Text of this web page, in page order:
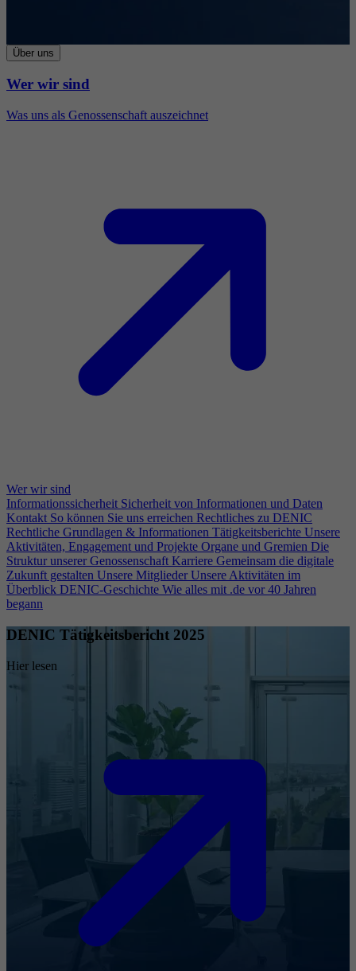
Über uns
Wer wir sind
Was uns als Genossenschaft auszeichnet
Wer wir sind
Informationssicherheit Sicherheit von Informationen und Daten
Kontakt So können Sie uns erreichen Rechtliches zu DENIC
Rechtliche Grundlagen & Informationen Tätigkeitsberichte Unsere
Aktivitäten, Engagement und Projekte Organe und Gremien Die
Struktur unserer Genossenschaft Karriere Gemeinsam die digitale
Zukunft gestalten Unsere Mitglieder Unsere Aktivitäten im
Überblick DENIC-Geschichte Wie alles mit .de vor 40 Jahren
begann
DENIC Tätigkeitsbericht 2025
Hier lesen